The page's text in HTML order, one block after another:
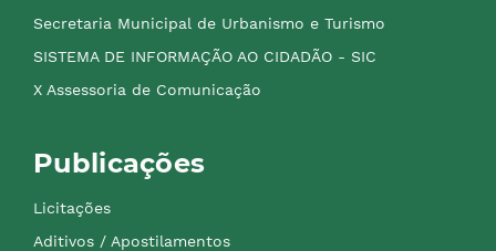
Secretaria Municipal de Urbanismo e Turismo
SISTEMA DE INFORMAÇÃO AO CIDADÃO - SIC
X Assessoria de Comunicação
Publicações
Licitações
Aditivos / Apostilamentos